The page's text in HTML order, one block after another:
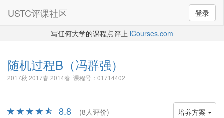
登录
USTC评课社区
写任何大学的课程点评上 iCourses.com
随机过程B （冯群强）
2017秋 2017春 2014春 课程号：01714402
培养方案
8.8
(8人评价)